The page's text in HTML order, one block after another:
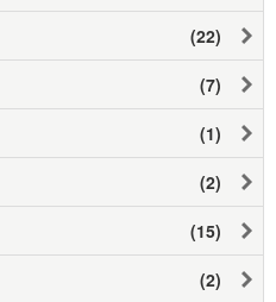
(22)
(7)
(1)
(2)
(15)
(2)